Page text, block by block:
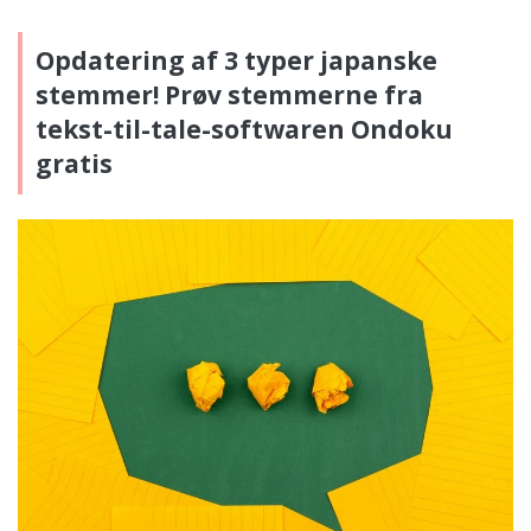
Opdatering af 3 typer japanske
stemmer! Prøv stemmerne fra
tekst-til-tale-softwaren Ondoku
gratis